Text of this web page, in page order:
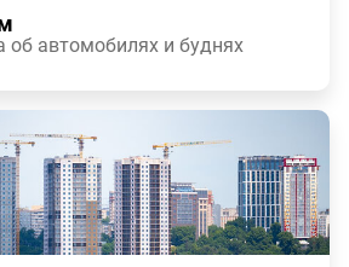
об автомобилях и буднях